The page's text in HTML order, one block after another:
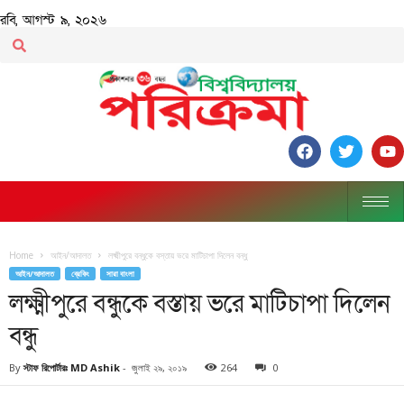
রবি, আগস্ট ৯, ২০২৬
Home আইন/আদালত লক্ষ্মীপুরে বন্ধুকে বস্তায় ভরে মাটিচাপা দিলেন বন্ধু
আইন/আদালত ব্রেকিং সারা বাংলা
লক্ষ্মীপুরে বন্ধুকে বস্তায় ভরে মাটিচাপা দিলেন
বন্ধু
By স্টাফ রিপোর্টারঃ MD Ashik - জুলাই ২৯, ২০১৯ 264 0